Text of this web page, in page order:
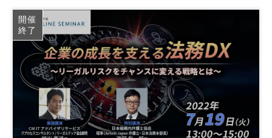
サステナビリティ 金融 経営 サステナブル
投資 参加無料
開催
終了